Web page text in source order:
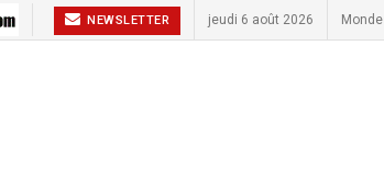
NEWSLETTER jeudi 6 août 2026 Monde